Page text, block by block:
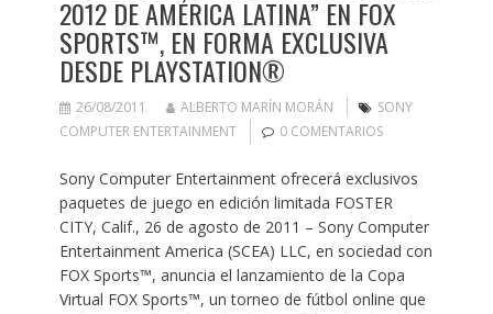
2012 DE AMÉRICA LATINA” EN FOX
SPORTS™, EN FORMA EXCLUSIVA
DESDE PLAYSTATION®
26/08/2011 ALBERTO MARÍN MORÁN
SONY
COMPUTER ENTERTAINMENT
0 COMENTARIOS
Sony Computer Entertainment ofrecerá exclusivos
paquetes de juego en edición limitada FOSTER
CITY, Calif., 26 de agosto de 2011 – Sony Computer
Entertainment America (SCEA) LLC, en sociedad con
FOX Sports™, anuncia el lanzamiento de la Copa
Virtual FOX Sports™, un torneo de fútbol online que